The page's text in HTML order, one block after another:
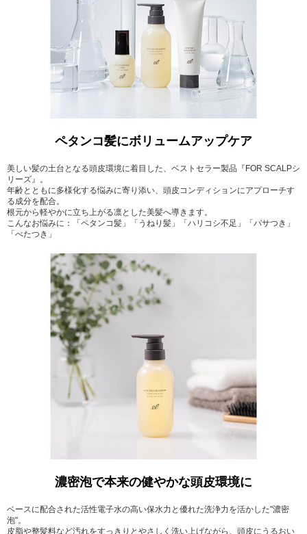
ペタンコ髪にボリュームアップケア
美しい髪の土台となる頭皮環境に着目した、ベストセラー製品『FOR SCALPシ
リーズ』。
年齢とともに多様化する悩みに寄り添い、頭皮コンディションにアプローチす
る成分を配合。
根元から軽やかに立ち上がる凛とした美髪へ導きます。
こんなお悩みに：「ペタンコ髪」「うねり髪」「ハリコシ不足」「パサつき」
「べたつき」
濃密泡で本来の健やかな頭皮環境に
ベースに配合された活性電子水の高い保水力と優れた洗浄力を活かした"濃密
泡"。
皮脂や整髪料など汚れをすっきりとやさしく洗い上げながら、頭皮にうるおい